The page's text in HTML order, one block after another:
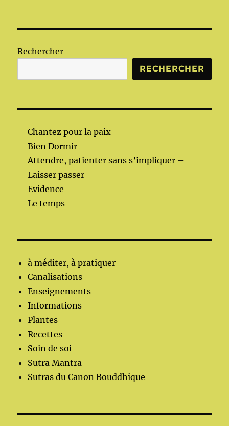
Rechercher
RECHERCHER
Chantez pour la paix
Bien Dormir
Attendre, patienter sans s’impliquer –
Laisser passer
Evidence
Le temps
à méditer, à pratiquer
Canalisations
Enseignements
Informations
Plantes
Recettes
Soin de soi
Sutra Mantra
Sutras du Canon Bouddhique